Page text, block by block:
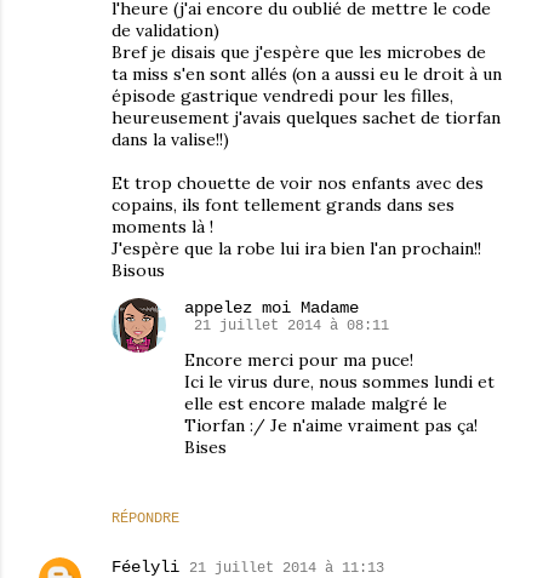
l'heure (j'ai encore du oublié de mettre le code
de validation)
Bref je disais que j'espère que les microbes de
ta miss s'en sont allés (on a aussi eu le droit à un
épisode gastrique vendredi pour les filles,
heureusement j'avais quelques sachet de tiorfan
dans la valise!!)
Et trop chouette de voir nos enfants avec des
copains, ils font tellement grands dans ses
moments là !
J'espère que la robe lui ira bien l'an prochain!!
Bisous
RÉPONDRE
appelez moi Madame
21 juillet 2014 à 08:11
Encore merci pour ma puce!
Ici le virus dure, nous sommes lundi et
elle est encore malade malgré le
Tiorfan :/ Je n'aime vraiment pas ça!
Bises
Féelyli 21 juillet 2014 à 11:13